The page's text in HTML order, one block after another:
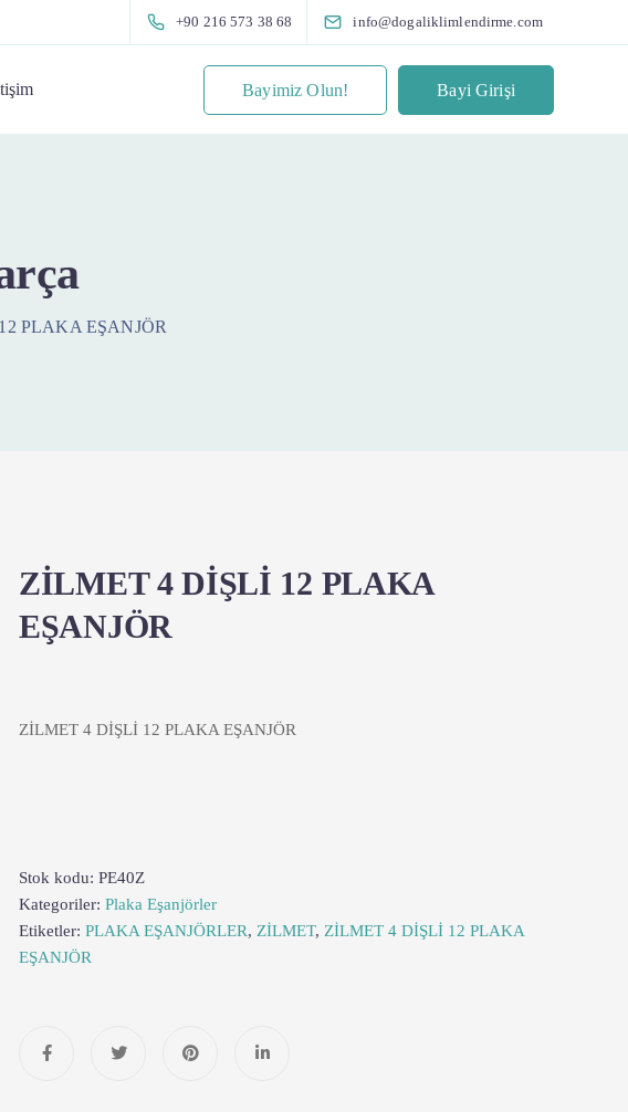
+90 216 573 38 68 info@dogaliklimlendirme.com
Bayimiz Olun! Bayi Girişi
PLAKA EŞANJÖR
ZİLMET 4 DİŞLİ 12 PLAKA
EŞANJÖR
ZİLMET 4 DİŞLİ 12 PLAKA EŞANJÖR
Stok kodu: PE40Z
Kategoriler: Plaka Eşanjörler
Etiketler: PLAKA EŞANJÖRLER, ZİLMET, ZİLMET 4 DİŞLİ 12 PLAKA
EŞANJÖR